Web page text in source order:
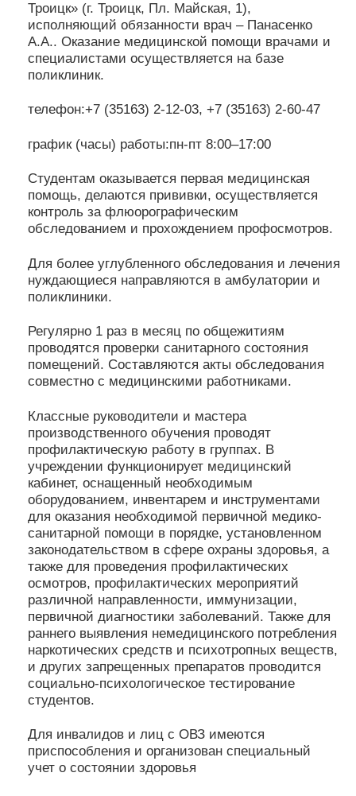
Троицк» (г. Троицк, Пл. Майская, 1),
исполняющий обязанности врач – Панасенко
А.А.. Оказание медицинской помощи врачами и
специалистами осуществляется на базе
поликлиник.
телефон:+7 (35163) 2-12-03, +7 (35163) 2-60-47
график (часы) работы:пн-пт 8:00–17:00
Студентам оказывается первая медицинская
помощь, делаются прививки, осуществляется
контроль за флюорографическим
обследованием и прохождением профосмотров.
Для более углубленного обследования и лечения
нуждающиеся направляются в амбулатории и
поликлиники.
Регулярно 1 раз в месяц по общежитиям
проводятся проверки санитарного состояния
помещений. Составляются акты обследования
совместно с медицинскими работниками.
Классные руководители и мастера
производственного обучения проводят
профилактическую работу в группах. В
учреждении функционирует медицинский
кабинет, оснащенный необходимым
оборудованием, инвентарем и инструментами
для оказания необходимой первичной медико-
санитарной помощи в порядке, установленном
законодательством в сфере охраны здоровья, а
также для проведения профилактических
осмотров, профилактических мероприятий
различной направленности, иммунизации,
первичной диагностики заболеваний. Также для
раннего выявления немедицинского потребления
наркотических средств и психотропных веществ,
и других запрещенных препаратов проводится
социально-психологическое тестирование
студентов.
Для инвалидов и лиц с ОВЗ имеются
приспособления и организован специальный
учет о состоянии здоровья